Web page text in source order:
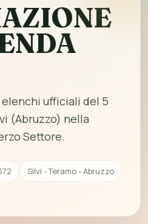
ufficiali del 5
(Abruzzo) nella
Settore.
Silvi - Teramo - Abruzzo